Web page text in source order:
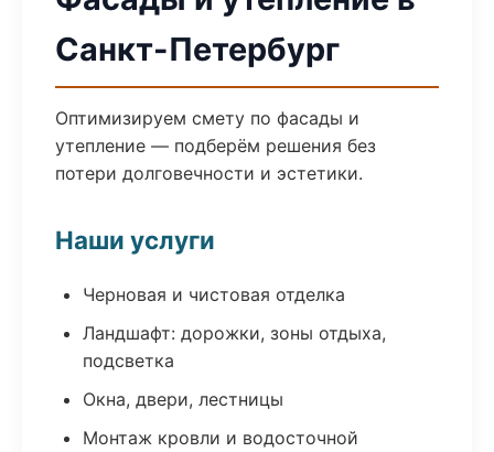
Санкт-Петербург
Оптимизируем смету по фасады и
утепление — подберём решения без
потери долговечности и эстетики.
Наши услуги
Черновая и чистовая отделка
Ландшафт: дорожки, зоны отдыха,
подсветка
Окна, двери, лестницы
Монтаж кровли и водосточной